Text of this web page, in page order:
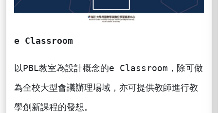
e Classroom
以PBL教室為設計概念的e Classroom，除可做
為全校大型會議辦理場域，亦可提供教師進行教
學創新課程的發想。